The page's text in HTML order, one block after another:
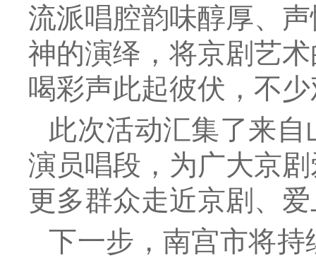
流派唱腔韵味醇厚、
神的演绎，将京剧艺
喝彩声此起彼伏，不
此次活动汇集了来
演员唱段，为广大京
更多群众走近京剧、
下一步，南宫市将